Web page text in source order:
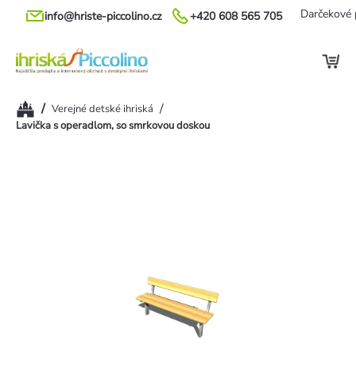
Prejsť
+420 608 565 705
info@hriste-piccolino.cz Darčekové
Domov
/ Verejné detské ihriská /
Lavička s operadlom, so smrkovou doskou